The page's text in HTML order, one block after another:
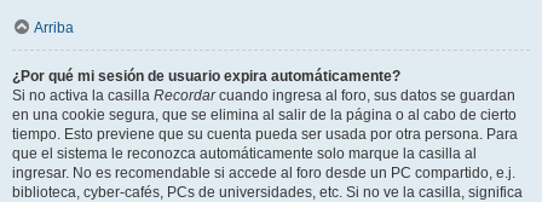
Arriba
¿Por qué mi sesión de usuario expira automáticamente?
Si no activa la casilla Recordarcuando ingresa al foro, sus datos se guardan
en una cookie segura, que se elimina al salir de la página o al cabo de cierto
tiempo. Esto previene que su cuenta pueda ser usada por otra persona. Para
que el sistema le reconozca automáticamente solo marque la casilla al
ingresar. No es recomendable si accede al foro desde un PC compartido, e.j.
biblioteca, cyber-cafés, PCs de universidades, etc. Si no ve la casilla, significa